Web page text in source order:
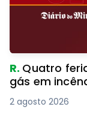
R. Quatro
gás em
2 agosto 2026